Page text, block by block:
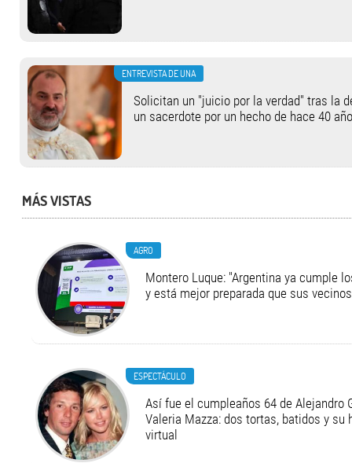
ENTREVISTA DE UNA
Solicitan un "juicio por la verdad" tras la
un sacerdote por un hecho de hace 40
MÁS VISTAS
AGRO
Montero Luque: "Argentina ya cumple
y está mejor preparada que sus
ESPECTÁCULO
Así fue el cumpleaños 64 de Alejandro
Valeria Mazza: dos tortas, batidos y su
virtual